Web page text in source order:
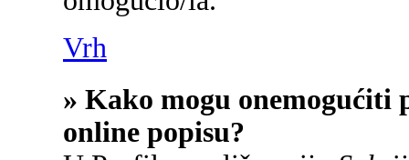
Vrh
» Kako mogu onemogućiti
online popisu?